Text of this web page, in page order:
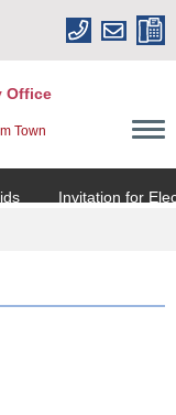
Office
Town
Invitation for